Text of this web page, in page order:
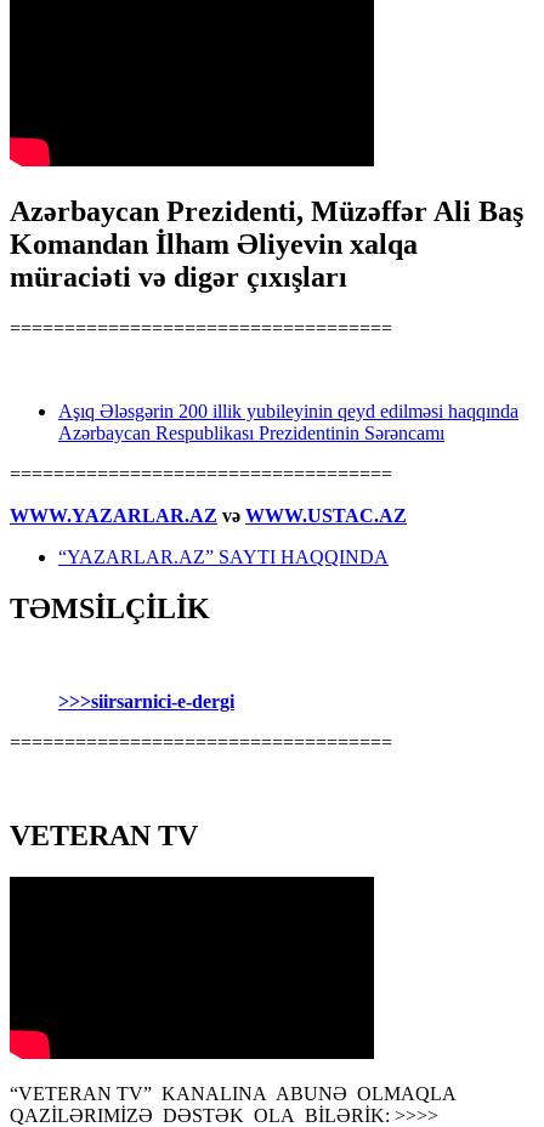
Azərbaycan Prezidenti, Müzəffər Ali Baş
Komandan İlham Əliyevin xalqa
müraciəti və digər çıxışları
===================================
Aşıq Ələsgərin 200 illik yubileyinin qeyd edilməsi haqqında
Azərbaycan Respublikası Prezidentinin Sərəncamı
===================================
WWW.YAZARLAR.AZ və WWW.USTAC.AZ
“YAZARLAR.AZ” SAYTI HAQQINDA
TƏMSİLÇİLİK
>>>siirsarnici-e-dergi
===================================
VETERAN TV
“VETERAN TV” KANALINA ABUNƏ OLMAQLA
QAZİLƏRIMİZƏ DƏSTƏK OLA BİLƏRİK: >>>>